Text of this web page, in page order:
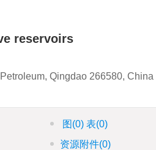
reservoirs
Qingdao 266580, China
图 (0) 表(0)
资源附件(0)